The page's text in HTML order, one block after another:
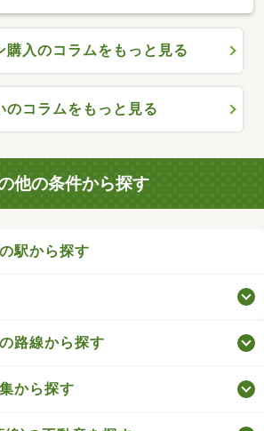
購入のコラムをもっと見る
のコラムをもっと見る
他の条件から探す
駅から探す
路線から探す
から探す